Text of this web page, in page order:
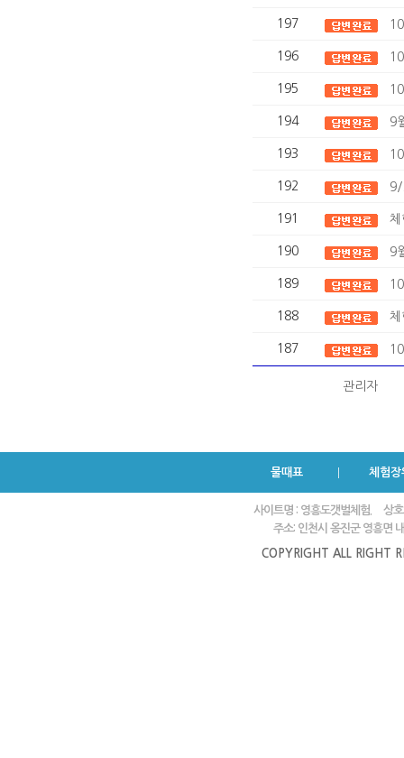
197
196
195
194 9
193
192 9/
191 체
190 9
189
188 체
187
관리자
물때표 체험장
사이트명 : 영흥도갯벌체험.
상
주소: 인천시 옹진군 영흥면
COPYRIGHT ALL RIGHT